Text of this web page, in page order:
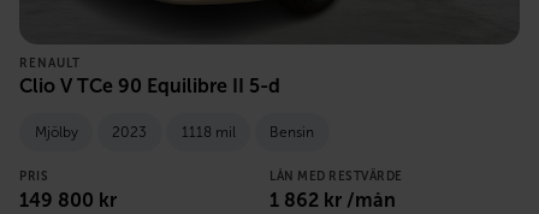
RENAULT
Clio V TCe 90 Equilibre II 5-d
Mjölby 2023 1118 mil Bensin
PRIS
149 800 kr
LÅN MED RESTVÄRDE
1 862 kr /mån